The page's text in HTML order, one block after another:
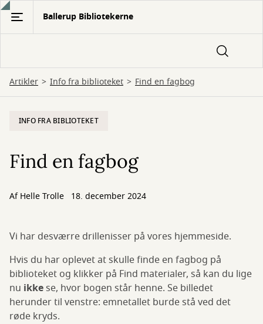
Gå
hovedindhold
Ballerup Bibliotekerne
Artikler Info fra biblioteket Find en fagbog
INFO FRA BIBLIOTEKET
Find en fagbog
AfHelle Trolle 18. december 2024
Vi har desværre drillenisser på vores hjemmeside.
Hvis du har oplevet at skulle finde en fagbog på
biblioteket og klikker på Find materialer, så kan du lige
nu ikkese, hvor bogen står henne. Se billedet
herunder til venstre: emnetallet burde stå ved det
røde kryds.